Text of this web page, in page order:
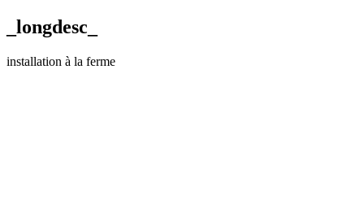
_longdesc_
installation à la ferme